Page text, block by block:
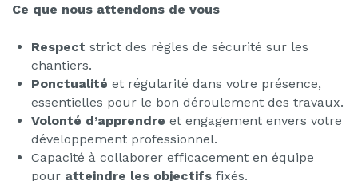
Ce que nous attendons de vous
Respect strict des règles de sécurité sur les
chantiers.
Ponctualité et régularité dans votre présence,
essentielles pour le bon déroulement des travaux.
Volonté d’apprendre et engagement envers votre
développement professionnel.
Capacité à collaborer efficacement en équipe
pour atteindre les objectifs fixés.